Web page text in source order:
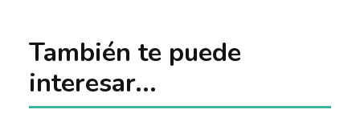
También te puede
interesar...